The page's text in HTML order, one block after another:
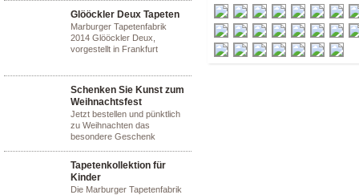
Glööckler Deux Tapeten
Marburger Tapetenfabrik
2014 Glööckler Deux,
vorgestellt in Frankfurt
Schenken Sie Kunst zum
Weihnachtsfest
Jetzt bestellen und pünktlich
zu Weihnachten das
besondere Geschenk
Tapetenkollektion für
Kinder
Die Marburger Tapetenfabrik